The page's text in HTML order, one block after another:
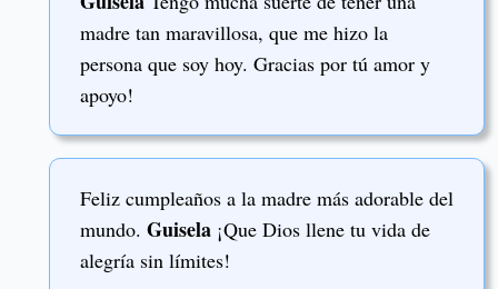
madre tan maravillosa, que me hizo la
persona que soy hoy. Gracias por tú amor y
apoyo!
Feliz cumpleaños a la madre más adorable del
mundo. Guisela ¡Que Dios llene tu vida de
alegría sin límites!